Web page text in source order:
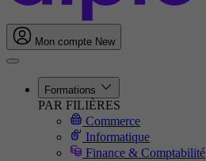
Mon compte New
Formations
PAR FILIÈRES
Commerce
Informatique
Finance & Comptabilité